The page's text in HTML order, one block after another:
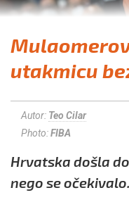
utakmicu
Autor: Teo Cilar
Photo:FIBA
Hrvatska došla
nego se očekivalo.